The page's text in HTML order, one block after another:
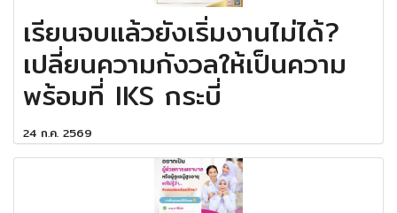
เรียนจบแล้วยังเริ่มงานไม่ได้?
เปลี่ยนความกังวลให้เป็นความ
พร้อมที่ IKS กระบี่
24 ก.ค. 2569